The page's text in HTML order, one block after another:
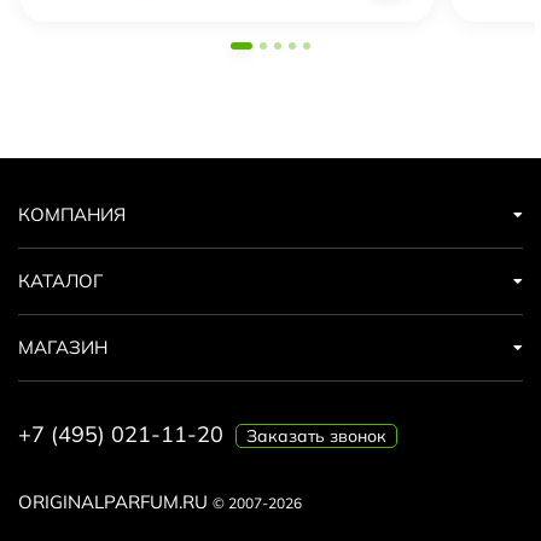
ORIGINALPARFUM.RU © 2007-2026
КОМПАНИЯ
КАТАЛОГ
МАГАЗИН
+7 (495) 021-11-20 Заказать звонок